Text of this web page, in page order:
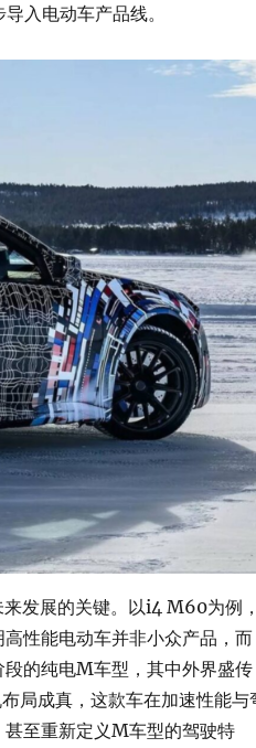
入电动车产品线。
发展的关键。以i4 M60为例
性能电动车并非小众产品，而
的纯电M车型，其中外界盛传
局成真，这款车在加速性能与
至重新定义M车型的驾驶特